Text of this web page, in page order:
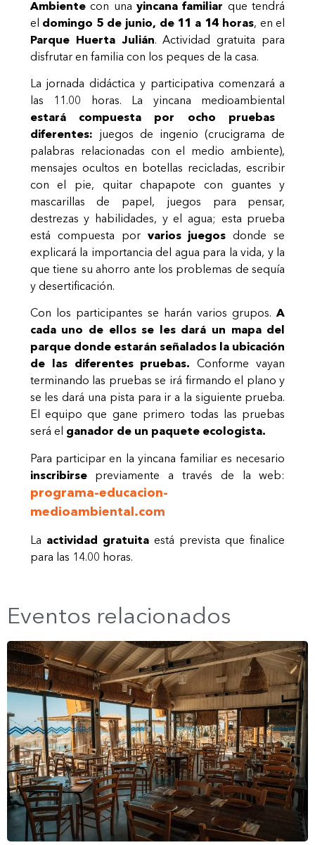
Ambientecon una yincana familiar que tendrá
el domingo 5 de junio, de 11 a 14 horas, en el
Parque Huerta Julián. Actividad gratuita para
disfrutar en familia con los peques de la casa.
La jornada didáctica y participativa comenzará a
las 11.00 horas. La yincana medioambiental
estará compuesta por ocho pruebas
diferentes: juegos de ingenio (crucigrama de
palabras relacionadas con el medio ambiente),
mensajes ocultos en botellas recicladas, escribir
con el pie, quitar chapapote con guantes y
mascarillas de papel, juegos para pensar,
destrezas y habilidades, y el agua; esta prueba
está compuesta por varios juegos donde se
explicará la importancia del agua para la vida, y la
que tiene su ahorro ante los problemas de sequía
y desertificación.
Con los participantes se harán varios grupos.A
cada uno de ellos se les dará un mapa del
parque donde estarán señalados la ubicación
de las diferentes pruebas. Conforme vayan
terminando las pruebas se irá firmando el plano y
se les dará una pista para ir a la siguiente prueba.
El equipo que gane primero todas las pruebas
será el ganador de un paquete ecologista.
Para participar en la yincana familiar es necesario
inscribirsepreviamente a través de la web:
programa-educacion-
medioambiental.com
La actividad gratuitaestá prevista que finalice
para las 14.00 horas.
Eventos relacionados